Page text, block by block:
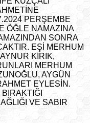
PERŞEMBE
ÖĞLE NAMAZINA
SONRA
EŞİ MERHUM
KIRIK,
MERHUM
AYGÜN
EYLESİN.
VE SABIR